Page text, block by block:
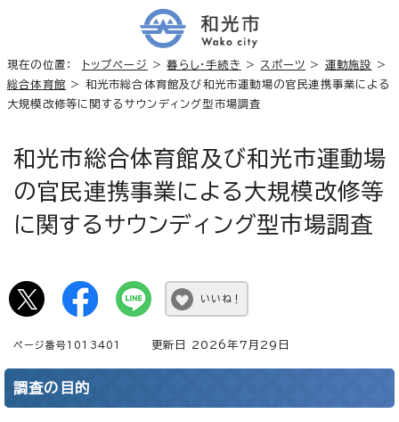
現在の位置： トップページ >暮らし・手続き > スポーツ > 運動施設
>
総合体育館 > 和光市総合体育館及び和光市運動場の官民連携事業による
大規模改修等に関するサウンディング型市場調査
和光市総合体育館及び和光市運動場
の官民連携事業による大規模改修等
に関するサウンディング型市場調査
いいね！
ページ番号1013401 更新日 2026年7月29日
調査の目的